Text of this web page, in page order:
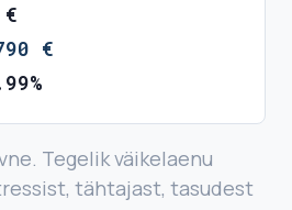
€
€
Tegelik väikelaenu
tähtajast, tasudest